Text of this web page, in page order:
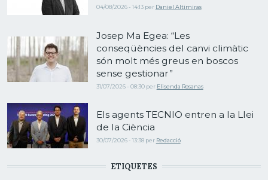
04/08/2026 - 14:13 per Daniel Altimiras
Josep Ma Egea: “Les
conseqüències del canvi climàtic
són molt més greus en boscos
sense gestionar”
31/07/2026 - 08:30 per Elisenda Rosanas
Els agents TECNIO entren a la Llei
de la Ciència
30/07/2026 - 13:38 per Redacció
ETIQUETES